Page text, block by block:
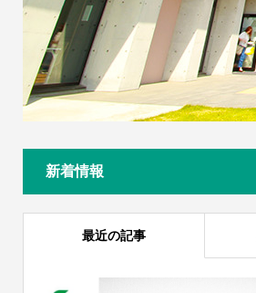
新着情報
最近の記事